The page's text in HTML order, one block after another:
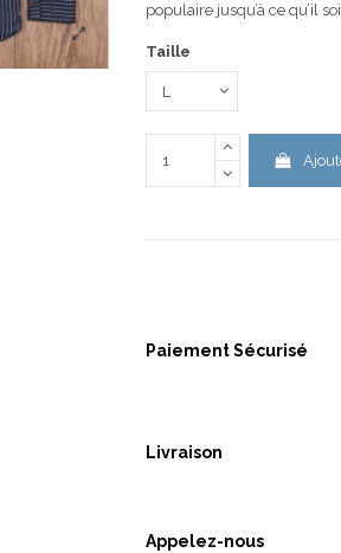
populaire jusqu’à ce qu’il
Taille
Paiement Sécurisé
Livraison
Appelez-nous